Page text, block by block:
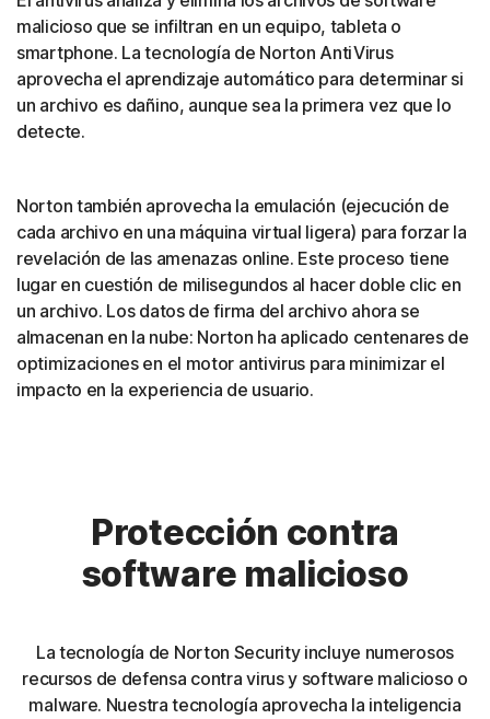
malicioso que se infiltran en un equipo, tableta o
smartphone. La tecnología de Norton AntiVirus
aprovecha el aprendizaje automático para determinar si
un archivo es dañino, aunque sea la primera vez que lo
detecte.
Norton también aprovecha la emulación (ejecución de
cada archivo en una máquina virtual ligera) para forzar la
revelación de las amenazas online. Este proceso tiene
lugar en cuestión de milisegundos al hacer doble clic en
un archivo. Los datos de firma del archivo ahora se
almacenan en la nube: Norton ha aplicado centenares de
optimizaciones en el motor antivirus para minimizar el
impacto en la experiencia de usuario.
Protección contra
software malicioso
La tecnología de Norton Security incluye numerosos
recursos de defensa contra virus y software malicioso o
malware. Nuestra tecnología aprovecha la inteligencia